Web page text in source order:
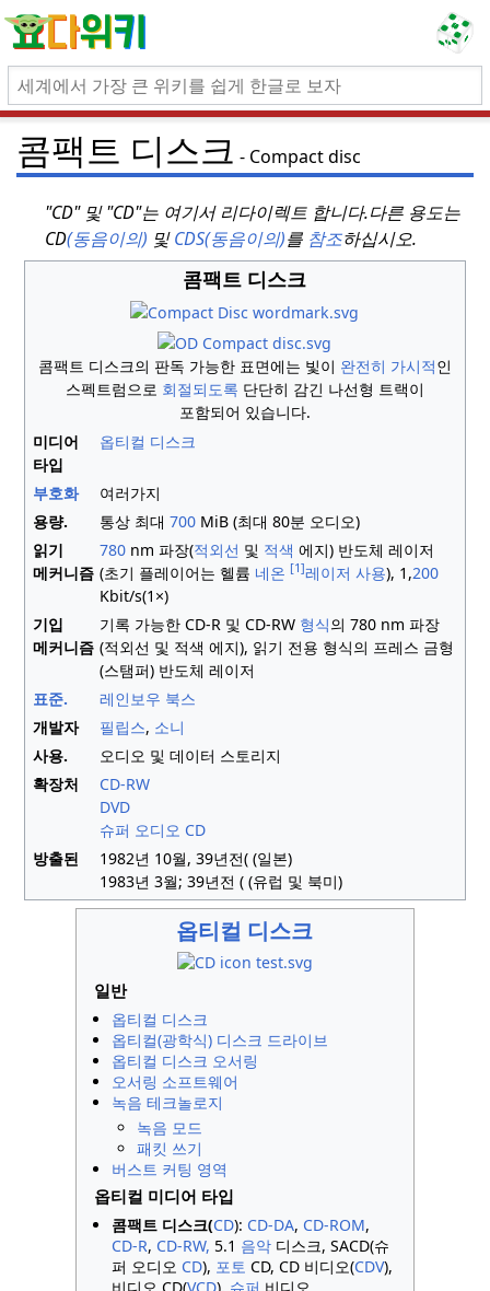
콤팩트 디스크 Compact disc
"CD" 및 "CD"는 여기서 리다이렉트 합니다.다른 용도는
CD(동음이의) 및CDS(동음이의)를 참조하십시오.
콤팩트 디스크
콤팩트 디스크의 판독 가능한 표면에는 빛이 완전히 가시적인
스펙트럼으로 회절되도록 단단히 감긴 나선형 트랙이
포함되어 있습니다.
미디어
타입
옵티컬 디스크
부호화
여러가지
용량.
통상 최대700 MiB (최대 80분 오디오)
읽기
메커니즘
780 nm 파장(적외선 및 적색 에지) 반도체 레이저
(초기 플레이어는 헬륨 네온 [1]레이저 사용), 1,200
Kbit/s(1×)
기입
메커니즘
기록 가능한 CD-R 및 CD-RW 형식의 780 nm 파장
(적외선 및 적색 에지), 읽기 전용 형식의 프레스 금형
(스탬퍼) 반도체 레이저
표준.
레인보우 북스
개발자
필립스, 소니
사용.
오디오 및 데이터 스토리지
확장처
CD-RW
DVD
슈퍼 오디오 CD
방출된
1982년 10월,39년전( (일본)
1983년 3월;39년전 ( (유럽 및 북미)
옵티컬 디스크
일반
옵티컬 디스크
옵티컬(광학식) 디스크 드라이브
옵티컬 디스크 오서링
오서링 소프트웨어
녹음 테크놀로지
녹음 모드
패킷 쓰기
버스트 커팅 영역
옵티컬 미디어 타입
콤팩트 디스크(CD): CD-DA, CD-ROM,
CD-R, CD-RW, 5.1 음악 디스크, SACD(슈
퍼 오디오 CD), 포토 CD, CD 비디오(CDV),
비디오 CD(VCD), 슈퍼 비디오